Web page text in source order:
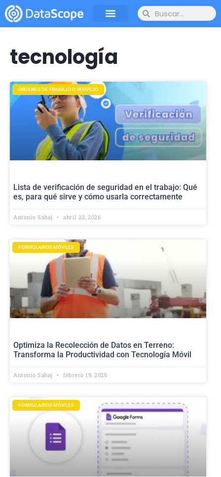
tecnología
ÓRDENES DE TRABAJO O SERVICIO
Lista de verificación de seguridad en el trabajo: Qué
es, para qué sirve y cómo usarla correctamente
Antonio Sabaj abril 22, 2026
FORMULARIOS MÓVILES
Optimiza la Recolección de Datos en Terreno:
Transforma la Productividad con Tecnología Móvil
Antonio Sabaj febrero 19, 2026
FORMULARIOS MÓVILES